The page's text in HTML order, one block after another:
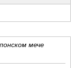
мече